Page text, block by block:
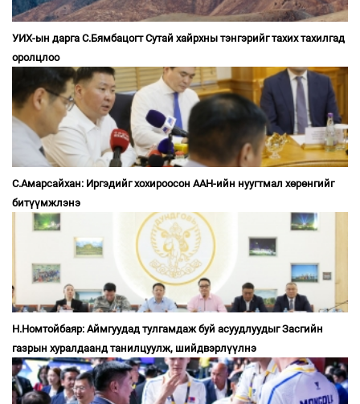
УИХ-ын дарга С.Бямбацогт Сутай хайрхны тэнгэрийг тахих тахилгад
оролцлоо
С.Амарсайхан: Иргэдийг хохироосон ААН-ийн нуугтмал хөрөнгийг
битүүмжлэнэ
Н.Номтойбаяр: Аймгуудад тулгамдаж буй асуудлуудыг Засгийн
газрын хуралдаанд танилцуулж, шийдвэрлүүлнэ